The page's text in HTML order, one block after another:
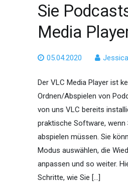
Sie
Media
05.04.2020 Jessica
Der VLC Media Player ist
Ordnen/Abspielen von
von uns VLC bereits
praktische Software,
abspielen müssen. Sie
Modus auswählen, die
anpassen und so weiter.
Schritte, wie Sie […]